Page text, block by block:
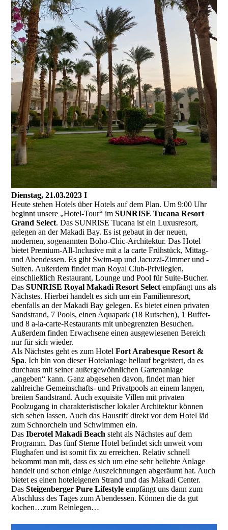
Dienstag, 21.03.2023 I
Heute stehen Hotels über Hotels auf dem Plan. Um 9:00 Uhr
beginnt unsere „Hotel-Tour“ imSUNRISE Tucana Resort
Grand Select. Das SUNRISE Tucana ist ein Luxusresort,
gelegen an der Makadi Bay. Es ist gebaut in der neuen,
modernen, sogenannten Boho-Chic-Architektur. Das Hotel
bietet Premium-All-Inclusive mit a la carte Frühstück, Mittag-
und Abendessen. Es gibt Swim-up und Jacuzzi-Zimmer und -
Suiten. Außerdem findet man Royal Club-Privilegien,
einschließlich Restaurant, Lounge und Pool für Suite-Bucher.
DasSUNRISE Royal Makadi Resort Select empfängt uns als
Nächstes. Hierbei handelt es sich um ein Familienresort,
ebenfalls an der Makadi Bay gelegen. Es bietet einen privaten
Sandstrand, 7 Pools, einen Aquapark (18 Rutschen), 1 Buffet-
und 8 a-la-carte-Restaurants mit unbegrenzten Besuchen.
Außerdem finden Erwachsene einen ausgewiesenen Bereich
nur für sich wieder.
Als Nächstes geht es zum HotelFort Arabesque Resort &
Spa. Ich bin von dieser Hotelanlage hellauf begeistert, da es
durchaus mit seiner außergewöhnlichen Gartenanlage
„angeben“ kann. Ganz abgesehen davon, findet man hier
zahlreiche Gemeinschafts- und Privatpools an einem langen,
breiten Sandstrand. Auch exquisite Villen mit privaten
Poolzugang in charakteristischer lokaler Architektur können
sich sehen lassen. Auch das Hausriff direkt vor dem Hotel läd
zum Schnorcheln und Schwimmen ein.
DasIberotel Makadi Beach steht als Nächstes auf dem
Programm. Das fünf Sterne Hotel befindet sich unweit vom
Flughafen und ist somit fix zu erreichen. Relativ schnell
bekommt man mit, dass es sich um eine sehr beliebte Anlage
handelt und schon einige Auszeichnungen abgeräumt hat. Auch
bietet es einen hoteleigenen Strand und das Makadi Center.
DasSteigenberger Pure Lifestyle empfängt uns dann zum
Abschluss des Tages zum Abendessen. Können die da gut
kochen…zum Reinlegen…